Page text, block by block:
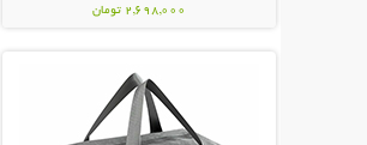
2,698,000 تومان